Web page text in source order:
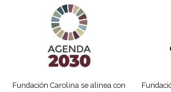
Fundación Carolina se alinea con